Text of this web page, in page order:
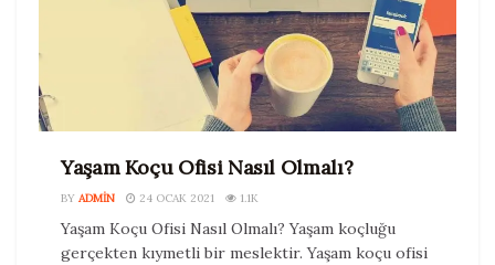
Yaşam Koçu Ofisi Nasıl Olmalı?
BY ADMIN 24 OCAK 2021 1.1K
Yaşam Koçu Ofisi Nasıl Olmalı? Yaşam koçluğu
gerçekten kıymetli bir meslektir. Yaşam koçu ofisi